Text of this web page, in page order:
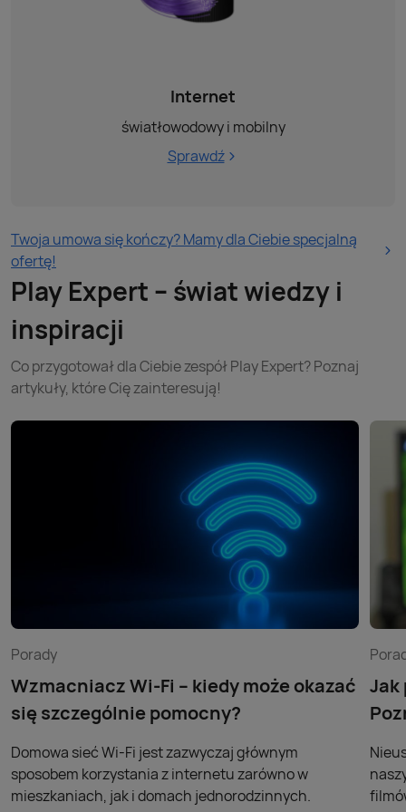
Internet
światłowodowy i mobilny
Sprawdź
Twoja umowa się kończy? Mamy dla Ciebie specjalną
ofertę!
Play Expert – świat wiedzy i
inspiracji
Co przygotował dla Ciebie zespół Play Expert? Poznaj
artykuły, które Cię zainteresują!
Porady
Wzmacniacz Wi-Fi – kiedy może okazać
się szczególnie pomocny?
Domowa sieć Wi-Fi jest zazwyczaj głównym
sposobem korzystania z internetu zarówno w
mieszkaniach, jak i domach jednorodzinnych.
Jak